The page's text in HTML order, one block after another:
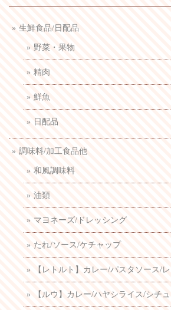
生鮮食品/日配品
野菜・果物
精肉
鮮魚
日配品
調味料/加工食品他
和風調味料
油類
マヨネーズ/ドレッシング
たれ/ソース/ケチャップ
【レトルト】カレー/パスタソース/
【ルウ】カレー/ハヤシライス/シチ